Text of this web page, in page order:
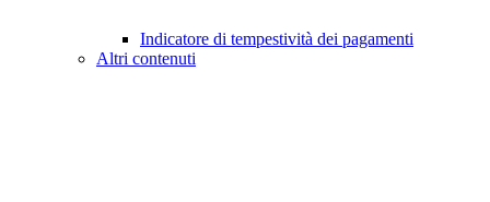
Indicatore di tempestività dei pagamenti
Altri contenuti